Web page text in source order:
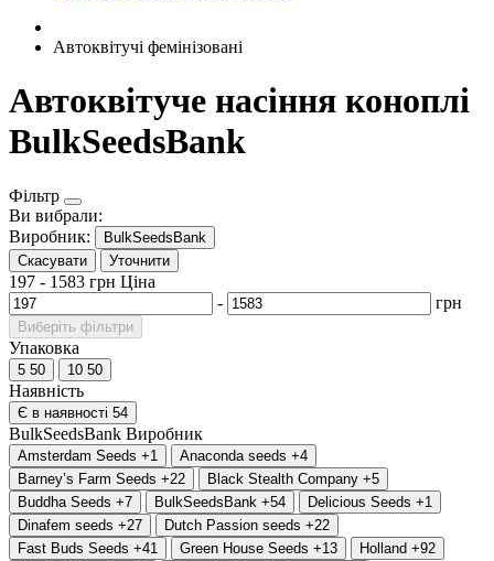
Автоквітучі фемінізовані
Автоквітуче насіння коноплі
BulkSeedsBank
Фільтр
Ви вибрали:
Виробник:
BulkSeedsBank
Скасувати
Уточнити
197 - 1583 грн Ціна
-
грн
Виберіть фільтри
Упаковка
5 50 10 50
Наявність
Є в наявності 54
BulkSeedsBank Виробник
Amsterdam Seeds +1 Anaconda seeds +4
Barney’s Farm Seeds +22 Black Stealth Company +5
Buddha Seeds +7 BulkSeedsBank +54 Delicious Seeds +1
Dinafem seeds +27 Dutch Passion seeds +22
Fast Buds Seeds +41 Green House Seeds +13 Holland +92